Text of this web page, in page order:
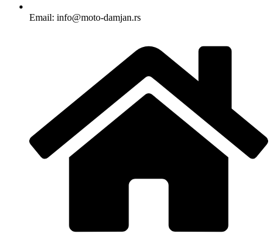
Email: info@moto-damjan.rs